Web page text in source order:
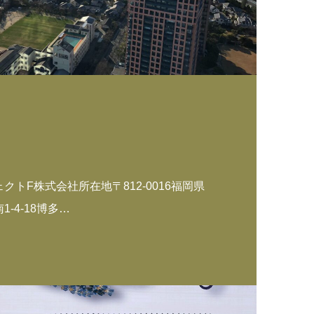
トF株式会社所在地〒812-0016福岡県
1-4-18博多…